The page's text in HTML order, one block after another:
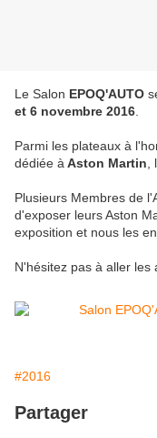
Le Salon EPOQ'AUTO
et 6 novembre 2016
Parmi les plateaux à
dédiée à Aston Martin
Plusieurs Membres de
d'exposer leurs Aston
exposition et nous les
N'hésitez pas à aller les
#2016
Partager